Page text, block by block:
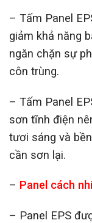
– Tấm Panel
giảm khả năng
ngăn chặn sự
côn trùng.
– Tấm Panel
sơn tĩnh điện
tươi sáng và
cần sơn lại.
– Panel cách
– Panel EPS